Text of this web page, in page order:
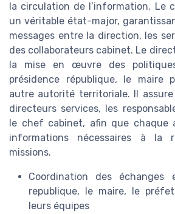
la circulation de l’information. Le
un véritable état-major,
messages entre la direction, les
des collaborateurs cabinet. Le
la mise en œuvre des
présidence république, le maire
autre autorité territoriale. Il
directeurs services, les
le chef cabinet, afin que chaque
informations nécessaires à la
missions.
Coordination des échanges
republique, le maire, le
leurs équipes